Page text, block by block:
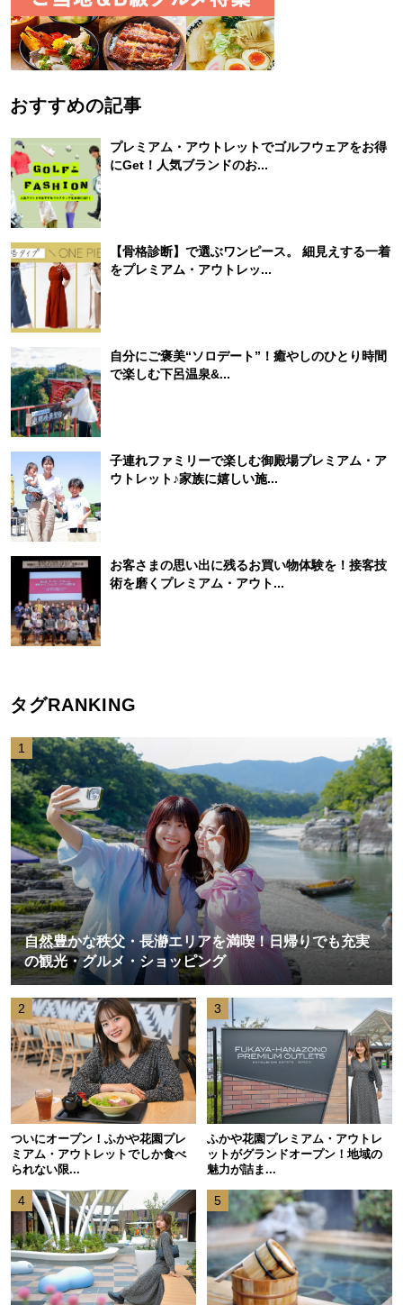
おすすめの記事
プレミアム・アウトレットでゴルフウェアをお得
にGet！人気ブランドのお...
【骨格診断】で選ぶワンピース。 細見えする一着
をプレミアム・アウトレッ...
自分にご褒美“ソロデート”！癒やしのひとり時間
で楽しむ下呂温泉&...
子連れファミリーで楽しむ御殿場プレミアム・ア
ウトレット♪家族に嬉しい施...
お客さまの思い出に残るお買い物体験を！接客技
術を磨くプレミアム・アウト...
タグRANKING
1
自然豊かな秩父・長瀞エリアを満喫！日帰りでも充実
の観光・グルメ・ショッピング
2
ついにオープン！ふかや花園プレ
ミアム・アウトレットでしか食べ
られない限...
3
ふかや花園プレミアム・アウトレ
ットがグランドオープン！地域の
魅力が詰ま...
4 5